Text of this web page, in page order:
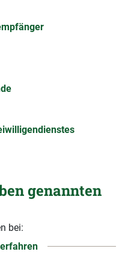
genannten
bei: